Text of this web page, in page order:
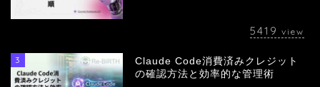
5419 view
3
Claude Code消費済みクレジット
の確認方法と効率的な管理術
採用情報